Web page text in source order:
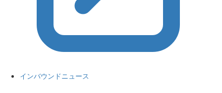
インバウンドニュース